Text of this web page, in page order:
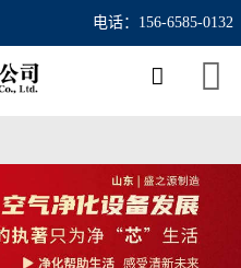
电话：156-6585-0132